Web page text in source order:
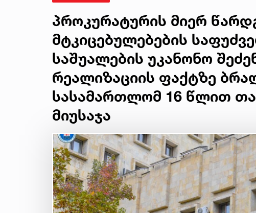
პროკურატურის მიერ
მტკიცებულებების
საშუალების უკანონო
რეალიზაციის ფაქტზე
სასამართლომ 16 წლით
მიუსაჯა